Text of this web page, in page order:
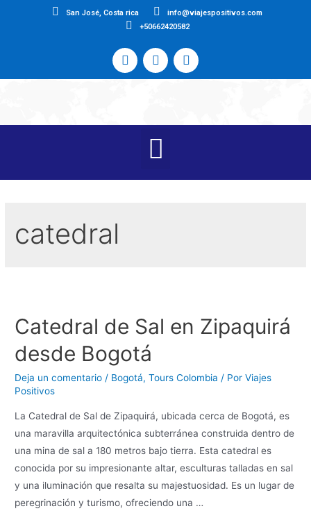
San José, Costa rica
info@viajespositivos.com
+50662420582
catedral
Catedral de Sal en Zipaquirá
desde Bogotá
Deja un comentario / Bogotá,Tours Colombia / PorViajes
Positivos
La Catedral de Sal de Zipaquirá, ubicada cerca de Bogotá, es
una maravilla arquitectónica subterránea construida dentro de
una mina de sal a 180 metros bajo tierra. Esta catedral es
conocida por su impresionante altar, esculturas talladas en sal
y una iluminación que resalta su majestuosidad. Es un lugar de
peregrinación y turismo, ofreciendo una …